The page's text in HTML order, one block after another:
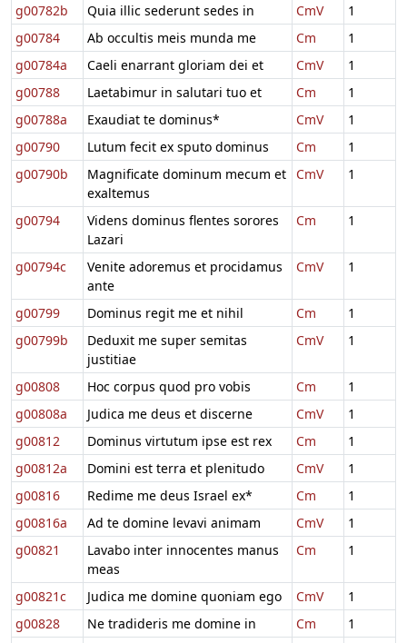
g00782b Quia illic sederunt sedes in CmV
1
g00784
Ab occultis meis munda me Cm
1
g00784a
Caeli enarrant gloriam dei et CmV
1
g00788
Laetabimur in salutari tuo et Cm
1
g00788a
Exaudiat te dominus* CmV
1
g00790
Lutum fecit ex sputo dominus Cm
1
g00790b
Magnificate dominum mecum et
exaltemus
CmV 1
g00794
Videns dominus flentes sorores
Lazari
Cm 1
g00794c
Venite adoremus et procidamus
ante
CmV 1
g00799 Dominus regit me et nihil Cm
1
g00799b
Deduxit me super semitas
justitiae
CmV 1
g00808 Hoc corpus quod pro vobis Cm
1
g00808a
Judica me deus et discerne CmV
1
g00812
Dominus virtutum ipse est rex Cm
1
g00812a
Domini est terra et plenitudo CmV
1
g00816
Redime me deus Israel ex* Cm
1
g00816a
Ad te domine levavi animam CmV
1
g00821
Lavabo inter innocentes manus
meas
Cm 1
g00821c Judica me domine quoniam ego CmV
1
g00828
Ne tradideris me domine in Cm
1